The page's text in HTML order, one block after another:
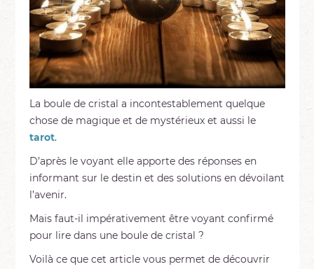
La boule de cristal a incontestablement quelque
chose de magique et de mystérieux et aussi le
tarot.
D’après le voyant elle apporte des réponses en
informant sur le destin et des solutions en dévoilant
l’avenir.
Mais faut-il impérativement être voyant confirmé
pour lire dans une boule de cristal ?
Voilà ce que cet article vous permet de découvrir